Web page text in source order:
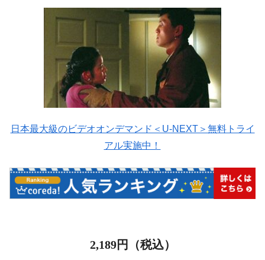
日本最大級のビデオオンデマンド＜U-NEXT＞無料トライ
アル実施中！
2,189円（税込）